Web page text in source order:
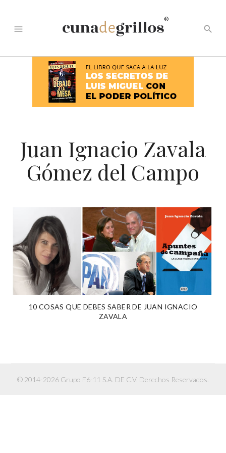
menu
®
search
Juan Ignacio Zavala
Gómez del Campo
10 COSAS QUE DEBES SABER DE JUAN IGNACIO
ZAVALA
© 2014-2026 Grupo F6-11 S.A. DE C.V. Derechos Reservados.